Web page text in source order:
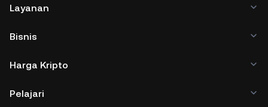
Layanan
Bisnis
Harga Kripto
Pelajari